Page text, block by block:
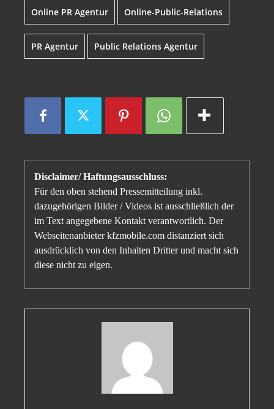
Online PR Agentur Online-Public-Relations
PR Agentur Public Relations Agentur
Disclaimer/ Haftungsausschluss:
Für den oben stehend Pressemitteilung inkl.
dazugehörigen Bilder / Videos ist ausschließlich der
im Text angegebene Kontakt verantwortlich. Der
Webseitenanbieter kfzmobile.com distanziert sich
ausdrücklich von den Inhalten Dritter und macht sich
diese nicht zu eigen.